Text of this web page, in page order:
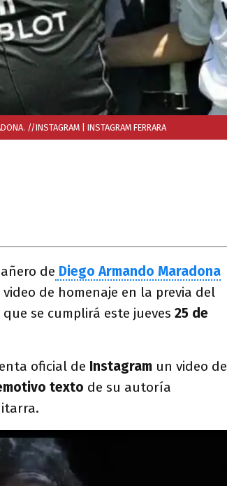
//INSTAGRAM | INSTAGRAM FERRARA
de Diego Armando Maradona
de homenaje en la previa del
se cumplirá este jueves 25 de
oficial de Instagram un video de
texto de su autoría